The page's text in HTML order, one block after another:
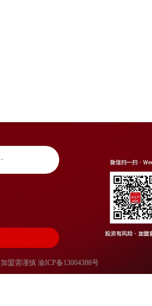
盟需谨慎 渝ICP备13004388号